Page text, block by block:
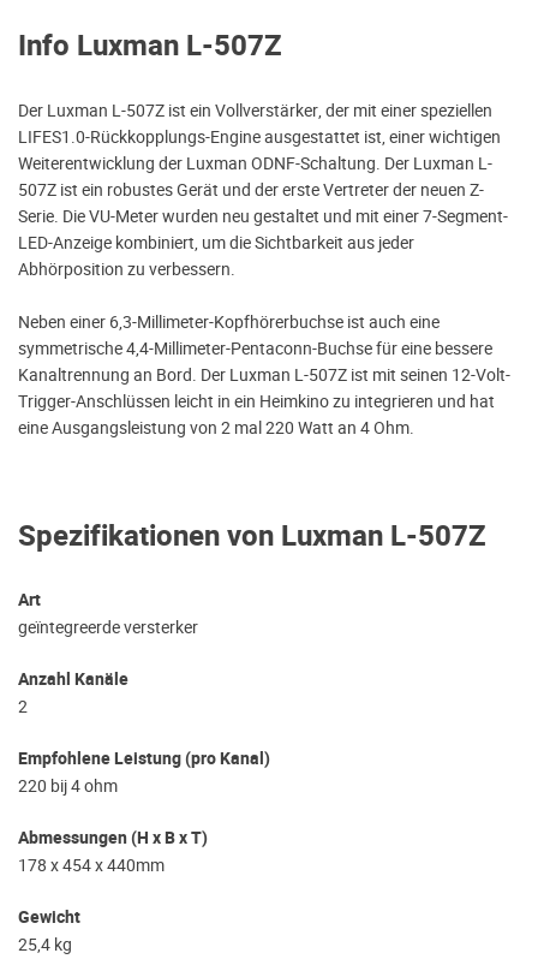
Spezifikationen von Luxman L-507Z
Art
geïntegreerde versterker
Anzahl Kanäle
2
Empfohlene Leistung (pro Kanal)
220 bij 4 ohm
Abmessungen (H x B x T)
178 x 454 x 440mm
Gewicht
25,4 kg
Info Luxman L-507Z
Der Luxman L-507Z ist ein Vollverstärker, der mit einer speziellen
LIFES1.0-Rückkopplungs-Engine ausgestattet ist, einer wichtigen
Weiterentwicklung der Luxman ODNF-Schaltung. Der Luxman L-
507Z ist ein robustes Gerät und der erste Vertreter der neuen Z-
Serie. Die VU-Meter wurden neu gestaltet und mit einer 7-Segment-
LED-Anzeige kombiniert, um die Sichtbarkeit aus jeder
Abhörposition zu verbessern.
Neben einer 6,3-Millimeter-Kopfhörerbuchse ist auch eine
symmetrische 4,4-Millimeter-Pentaconn-Buchse für eine bessere
Kanaltrennung an Bord. Der Luxman L-507Z ist mit seinen 12-Volt-
Trigger-Anschlüssen leicht in ein Heimkino zu integrieren und hat
eine Ausgangsleistung von 2 mal 220 Watt an 4 Ohm.